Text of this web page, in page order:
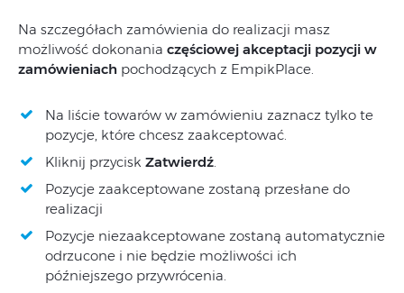
Na szczegółach zamówienia do realizacji masz
możliwość dokonania częściowej akceptacji pozycji w
zamówieniach pochodzących z EmpikPlace.
Na liście towarów w zamówieniu zaznacz tylko te
pozycje, które chcesz zaakceptować.
Kliknij przycisk Zatwierdź.
Pozycje zaakceptowane zostaną przesłane do
realizacji
Pozycje niezaakceptowane zostaną automatycznie
odrzucone i nie będzie możliwości ich
późniejszego przywrócenia.